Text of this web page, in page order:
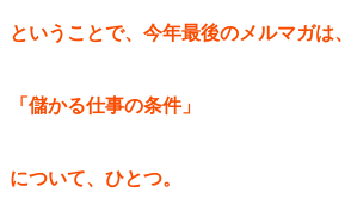
ということで、今年最後のメルマガは、
「儲かる仕事の条件」
について、ひとつ。